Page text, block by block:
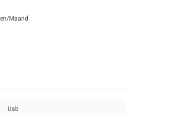
Maand
Usb